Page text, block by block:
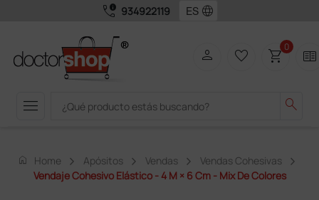
call_quality 934922119 language
menu search
person favorite_border shopping_cart0 two_pager
home Home Apósitos Vendas
Vendas Cohesivas
Vendaje Cohesivo Elástico - 4 M × 6 Cm - Mix De Colores